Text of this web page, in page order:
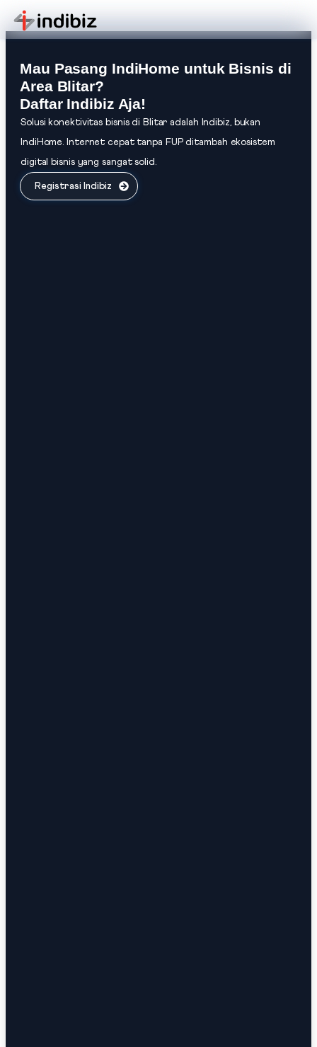
Mau Pasang IndiHome untuk Bisnis di
Area Blitar?
Daftar Indibiz Aja!
Solusi konektivitas bisnis di Blitar adalah Indibiz, bukan
IndiHome. Internet cepat tanpa FUP ditambah ekosistem
digital bisnis yang sangat solid.
Registrasi Indibiz